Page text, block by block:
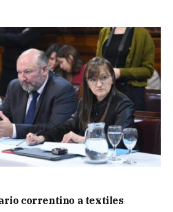
correntino a textiles